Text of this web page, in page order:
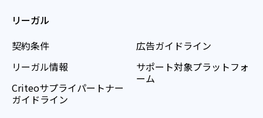
リーガル
契約条件
リーガル情報
Criteoサプライパートナー
ガイドライン
広告ガイドライン
サポート対象プラットフォ
ーム